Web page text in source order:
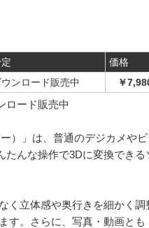
価格
ンロード販売中 ￥
ロード販売中
）」は、普通のデジカメやビ
たんな操作で3Dに変換できる
く立体感や奥行きを細かく調
す。さらに、写真・動画とも